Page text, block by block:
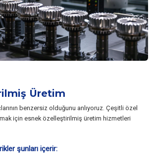
Üretim
benzersiz olduğunu anlıyoruz. Çeşitli özel
için esnek özelleştirilmiş üretim hizmetleri
şunları içerir: